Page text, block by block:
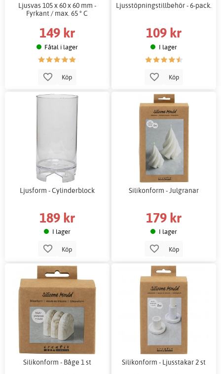
Ljusvas 105 x 60 x 60 mm -
Fyrkant / max. 65 ° C
149 kr
Fåtal i lager
Köp
Ljusstöpningstillbehör - 6-pack.
109 kr
I lager
Köp
Ljusform - Cylinderblock
189 kr
I lager
Köp
Silikonform - Julgranar
179 kr
I lager
Köp
Silikonform - Båge 1 st Silikonform - Ljusstakar 2 st